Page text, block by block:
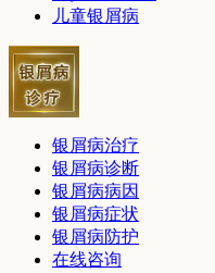
儿童银屑病
银屑病治疗
银屑病诊断
银屑病病因
银屑病症状
银屑病防护
在线咨询